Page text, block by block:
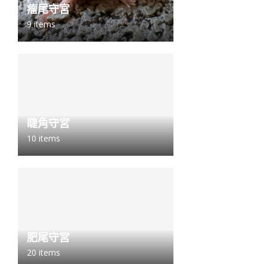
瘤尾守宮
9 items
睫角守宮
10 items
肥尾守宮
20 items